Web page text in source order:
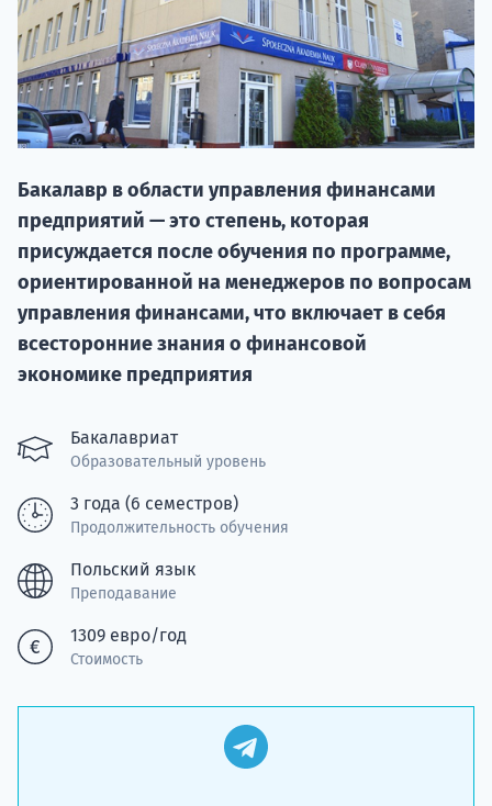
Бакалавр в области управления финансами
предприятий — это степень, которая
присуждается после обучения по программе,
ориентированной на менеджеров по вопросам
управления финансами, что включает в себя
всесторонние знания о финансовой
экономике предприятия
Бакалавриат
Образовательный уровень
3 года (6 семестров)
Продолжительность обучения
Польский язык
Преподавание
1309 евро/год
Стоимость